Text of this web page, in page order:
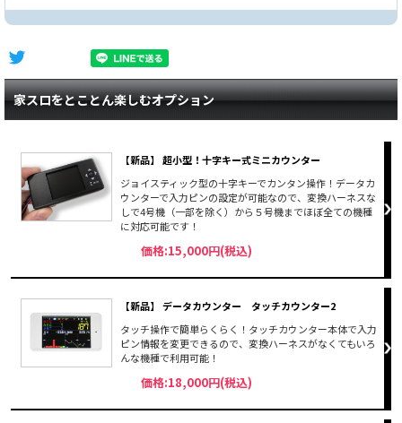
家スロをとことん楽しむオプション
【新品】 超小型！十字キー式ミニカウンター
ジョイスティック型の十字キーでカンタン操作！データカ
ウンターで入力ピンの設定が可能なので、変換ハーネスな
しで4号機（一部を除く）から５号機までほぼ全ての機種
に対応可能です！
価格:15,000円(税込)
【新品】 データカウンター タッチカウンター2
タッチ操作で簡単らくらく！タッチカウンター本体で入力
ピン情報を変更できるので、変換ハーネスがなくてもいろ
んな機種で利用可能！
価格:18,000円(税込)